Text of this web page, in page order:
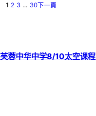
1 2 3 … 30下一頁
芙蓉中华中学8/10太空课程